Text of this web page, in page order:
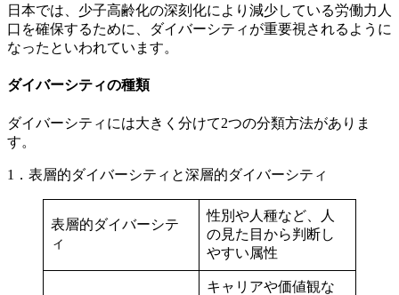
日本では、少子高齢化の深刻化により減少している労働力人
口を確保するために、ダイバーシティが重要視されるように
なったといわれています。
ダイバーシティの種類
ダイバーシティには大きく分けて2つの分類方法がありま
す。
1．表層的ダイバーシティと深層的ダイバーシティ
表層的ダイバーシテ
ィ
性別や人種など、人
の見た目から判断し
やすい属性
キャリアや価値観な